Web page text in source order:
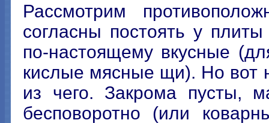
Рассмотрим
согласны постоять у
по-настоящему вкусные
кислые мясные щи). Но вот
из чего. Закрома пусты,
бесповоротно (или